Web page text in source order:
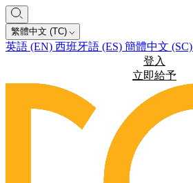
繁體中文 (TC)
英語 (EN) 西班牙語 (ES) 簡體中文 (SC)
登入
立即給予